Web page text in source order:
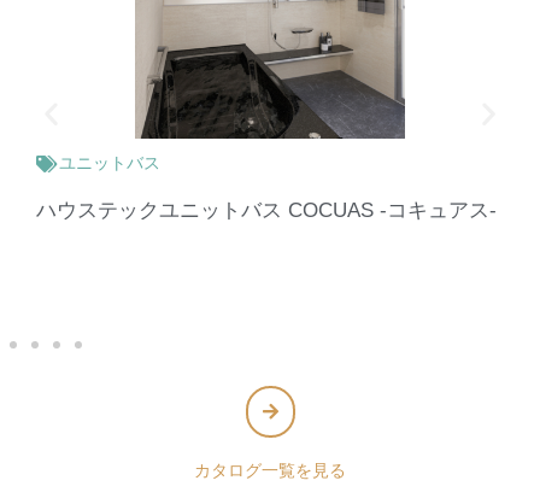
ユニットバス
ハウステックユニットバス COCUAS -コキュアス-
カタログ一覧を見る